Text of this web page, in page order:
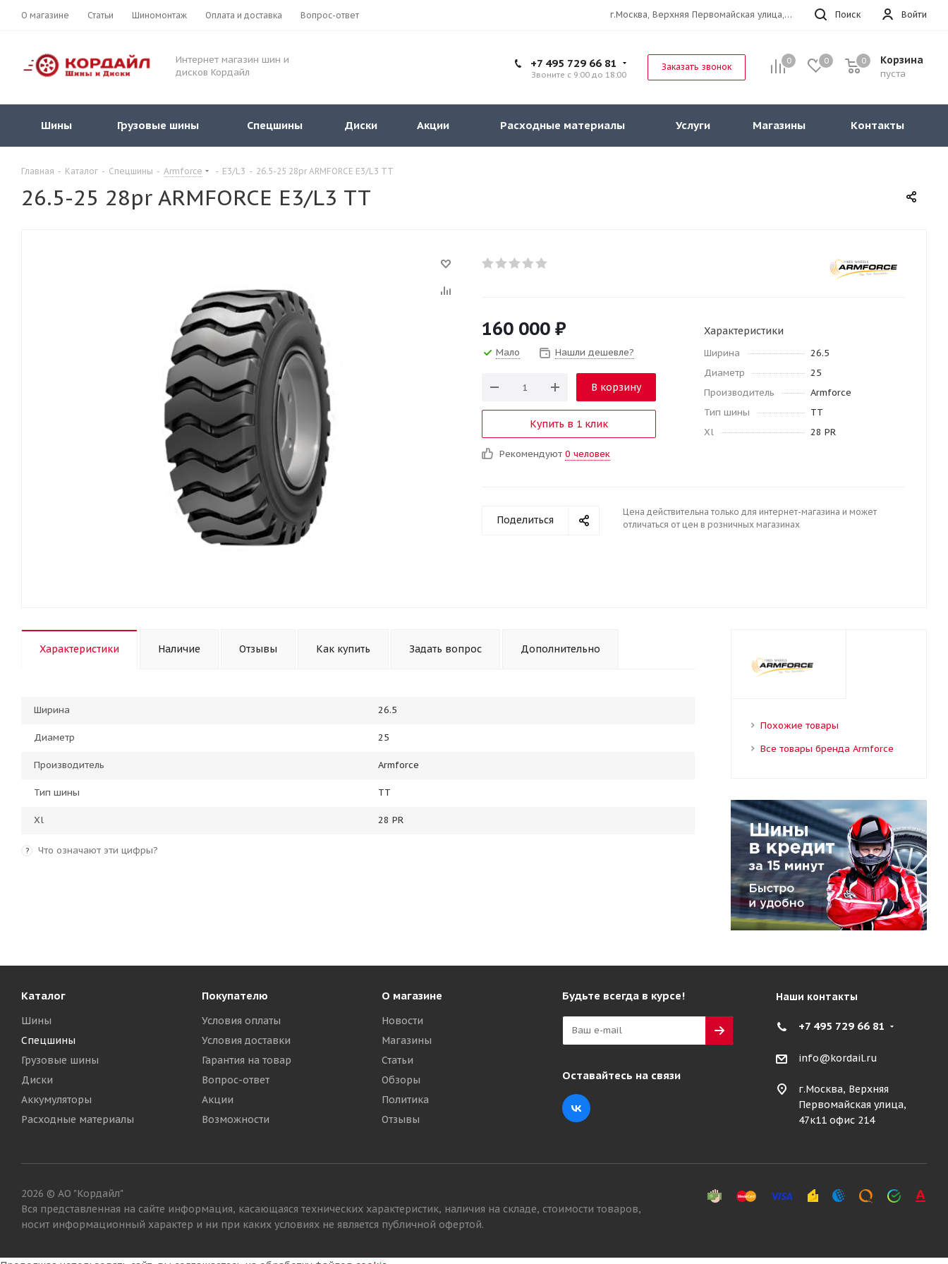
О магазине Статьи Шиномонтаж Оплата и доставка Вопрос-ответ Войти
Поиск
г.Москва, Верхняя Первомайская улица, 47к11 офис 214
Интернет магазин шин и
дисков Кордайл
0 0 Корзина
пуста
0
+7 495 729 66 81
Звоните с 9:00 до 18:00
Заказать звонок
Шины Грузовые шины Спецшины Диски Акции Расходные материалы Услуги Магазины Контакты
Главная - Каталог - Спецшины - Armforce - E3/L3 - 26.5-25 28pr ARMFORCE E3/L3 ТТ
26.5-25 28pr ARMFORCE E3/L3 ТТ
160 000 ₽
Мало Нашли дешевле?
В корзину
Купить в 1 клик
Рекомендуют 0 человек
Характеристики
Ширина
26.5
Диаметр
25
Производитель
Armforce
Тип шины
TT
Xl
28 PR
Поделиться
Цена действительна только для интернет-магазина и может
отличаться от цен в розничных магазинах
Характеристики Наличие Отзывы Как купить Задать вопрос Дополнительно
Ширина 26.5
Диаметр 25
Производитель Armforce
Тип шины TT
Xl 28 PR
? Что означают эти цифры?
Похожие товары
Все товары бренда Armforce
Каталог
Шины
Спецшины
Грузовые шины
Диски
Аккумуляторы
Расходные материалы
Покупателю
Условия оплаты
Условия доставки
Гарантия на товар
Вопрос-ответ
Акции
Возможности
О магазине
Новости
Магазины
Статьи
Обзоры
Политика
Отзывы
Будьте всегда в курсе!
Оставайтесь на связи
Наши контакты
+7 495 729 66 81
info@kordail.ru
г.Москва, Верхняя
Первомайская улица,
47к11 офис 214
2026 © АО "Кордайл"
Вся представленная на сайте информация, касающаяся технических характеристик, наличия на складе, стоимости товаров,
носит информационный характер и ни при каких условиях не является публичной офертой.